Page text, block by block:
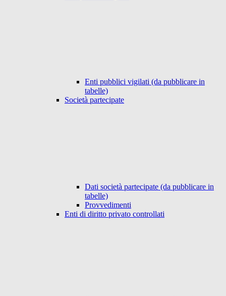
Enti pubblici vigilati (da pubblicare in
tabelle)
Società partecipate
Dati società partecipate (da pubblicare in
tabelle)
Provvedimenti
Enti di diritto privato controllati